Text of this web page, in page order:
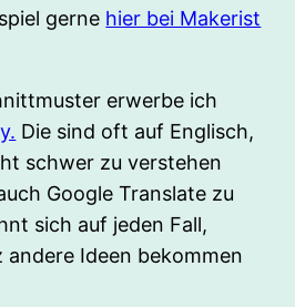
gerne hier bei Makerist
erwerbe ich
Die sind oft auf Englisch,
schwer zu verstehen
Google Translate zu
sich auf jeden Fall,
andere Ideen bekommen